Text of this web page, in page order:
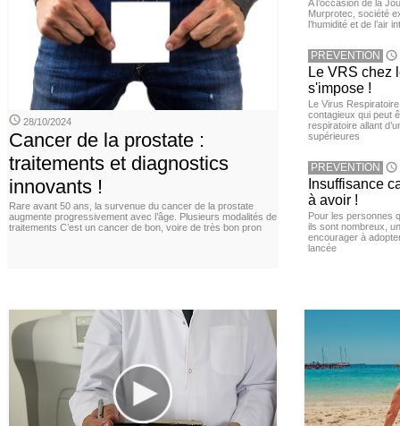
28/10/2024
Cancer de la prostate :
traitements et diagnostics
innovants !
Rare avant 50 ans, la survenue du cancer de la prostate
augmente progressivement avec l’âge. Plusieurs modalités de
traitements C’est un cancer de bon, voire de très bon pron
A l’occasion de la
Murprotec, société
l’humidité et de l’air
PREVENTION
Le VRS chez
s'impose !
Le Virus
contagieux qui peut
respiratoire allant
supérieures
PREVENTION
Insuffisance
à avoir !
Pour les personnes
ils sont nombreux,
encourager à
lancée